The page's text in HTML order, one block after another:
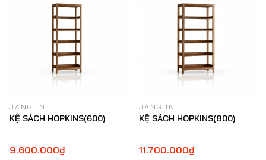
JANG IN
KỆ SÁCH HOPKINS(600)
9.600.000₫
JANG IN
KỆ SÁCH HOPKINS(800)
11.700.000₫